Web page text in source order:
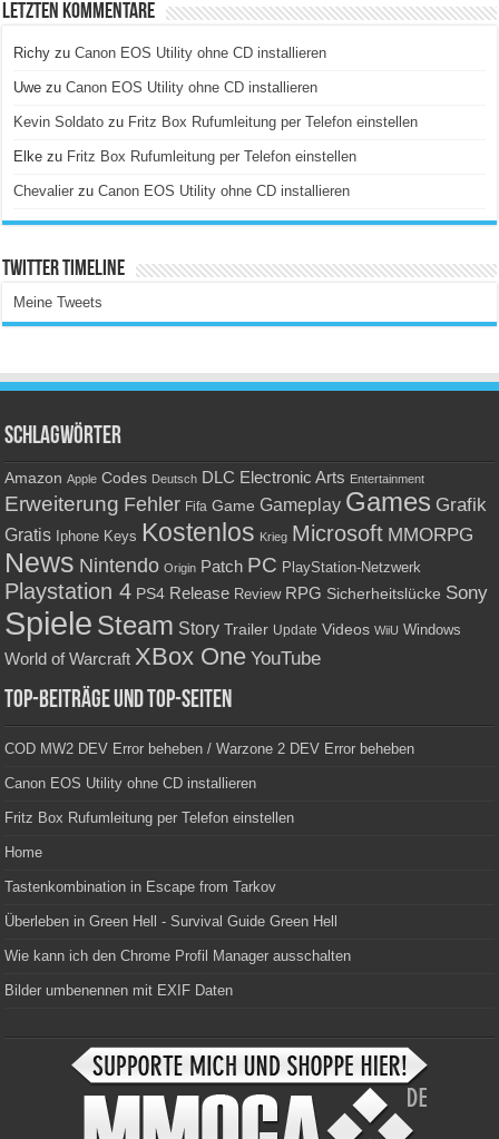
Letzten Kommentare
Richy zuCanon EOS Utility ohne CD installieren
Uwe zuCanon EOS Utility ohne CD installieren
Kevin Soldato zu Fritz Box Rufumleitung per Telefon einstellen
Elke zu Fritz Box Rufumleitung per Telefon einstellen
Chevalier zuCanon EOS Utility ohne CD installieren
Twitter Timeline
Meine Tweets
Schlagwörter
Amazon Apple Codes Deutsch DLC Electronic Arts Entertainment
Erweiterung Fehler Fifa Game Gameplay Games Grafik
Gratis Iphone Keys Kostenlos Krieg Microsoft MMORPG
News Nintendo Origin Patch PC PlayStation-Netzwerk
Playstation 4 PS4 Release Review RPG Sicherheitslücke Sony
Spiele Steam Story Trailer Update Videos WiiU Windows
World of Warcraft XBox One YouTube
Top-Beiträge und Top-Seiten
COD MW2 DEV Error beheben / Warzone 2 DEV Error beheben
Canon EOS Utility ohne CD installieren
Fritz Box Rufumleitung per Telefon einstellen
Home
Tastenkombination in Escape from Tarkov
Überleben in Green Hell - Survival Guide Green Hell
Wie kann ich den Chrome Profil Manager ausschalten
Bilder umbenennen mit EXIF Daten